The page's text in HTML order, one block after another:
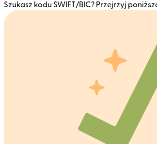
Szukasz kodu SWIFT/BIC? Przejrzyj